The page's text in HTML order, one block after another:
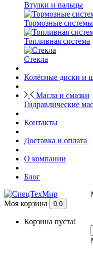
Втулки и пальцы
Тормозные системы
Топливная система
Стекла
Колёсные диски и
Масла и смазки
Гидравлические
Контакты
Доставка и оплата
О компании
Блог
Моя корзина 0 0
Корзина пуста!